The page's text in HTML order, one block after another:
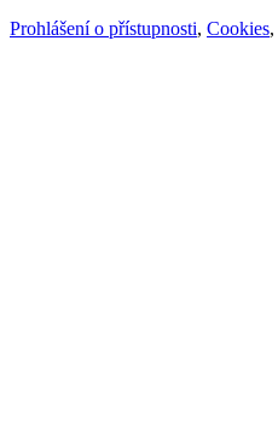
Prohlášení o přístupnosti, Cookies,